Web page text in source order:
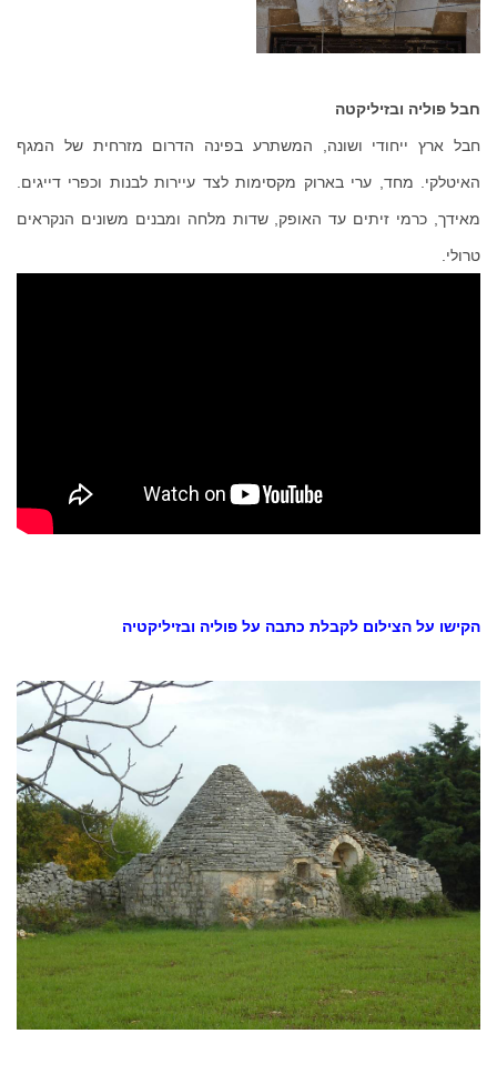
חבל פוליה ובזיליקטה
חבל ארץ ייחודי ושונה, המשתרע בפינה הדרום מזרחית של המגף
האיטלקי. מחד, ערי בארוק מקסימות לצד עיירות לבנות וכפרי דייגים.
מאידך, כרמי זיתים עד האופק, שדות מלחה ומבנים משונים הנקראים
טרולי.
הקישו על הצילום לקבלת כתבה על פוליה ובזיליקטיה